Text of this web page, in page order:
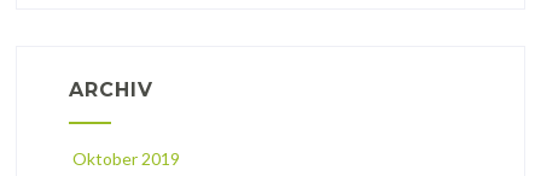
ARCHIV
Oktober 2019